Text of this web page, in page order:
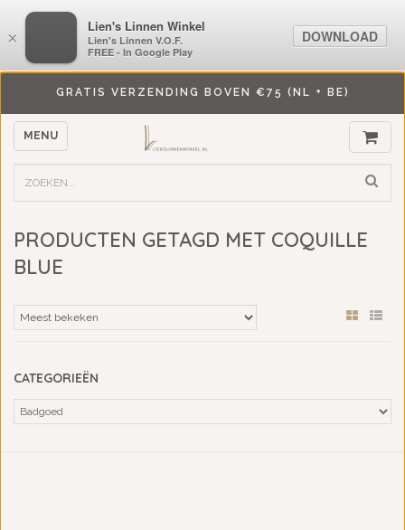
GRATIS VERZENDING BOVEN €75 (NL + BE)
MENU
PRODUCTEN GETAGD MET COQUILLE
BLUE
CATEGORIEËN
×
LiensLinnenwinkel.nl
Lien's Linnen V.O.F.
FREE - In Google Play
DOWNLOAD
×
Lien's Linnen Winkel
Lien's Linnen V.O.F.
FREE - In Google Play
DOWNLOAD